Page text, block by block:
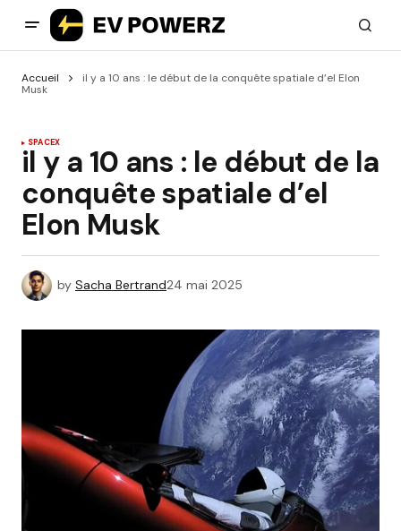
Accueil
il y a 10 ans : le début de la conquête spatiale d’el Elon
Musk
SPACEX
il y a 10 ans : le début de la
conquête spatiale d’el
Elon Musk
by Sacha Bertrand24 mai 2025